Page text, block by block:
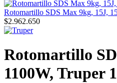
Rotomartillo SDS Max 9kg, 15J,
$2.962.650
Rotomartillo
1100W, Truper